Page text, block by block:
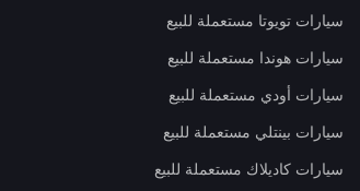
سيارات تويوتا مستعملة للبيع
سيارات هوندا مستعملة للبيع
سيارات أودي مستعملة للبيع
سيارات بينتلي مستعملة للبيع
سيارات كاديلاك مستعملة للبيع